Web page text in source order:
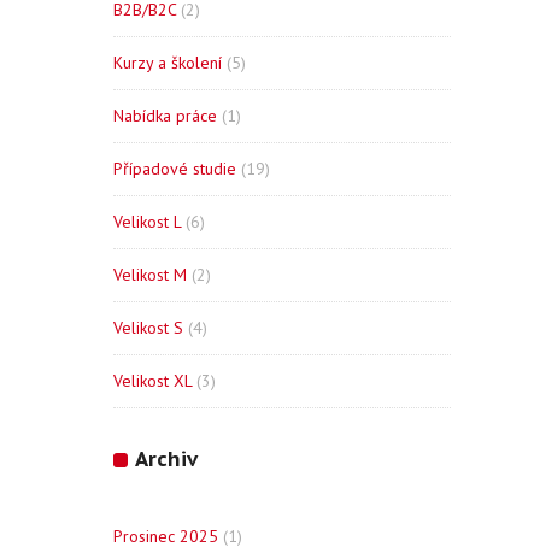
B2B/B2C(2)
Kurzy a školení (5)
Nabídka práce (1)
Případové studie (19)
Velikost L(6)
Velikost M (2)
Velikost S (4)
Velikost XL(3)
Archiv
Prosinec 2025 (1)